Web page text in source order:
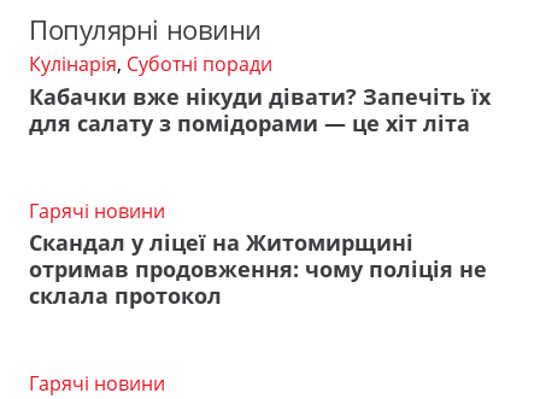
Популярні новини
Кулінарія, Суботні поради
Кабачки вже нікуди дівати? Запечіть їх
для салату з помідорами — це хіт літа
Гарячі новини
Скандал у ліцеї на Житомирщині
отримав продовження: чому поліція не
склала протокол
Гарячі новини